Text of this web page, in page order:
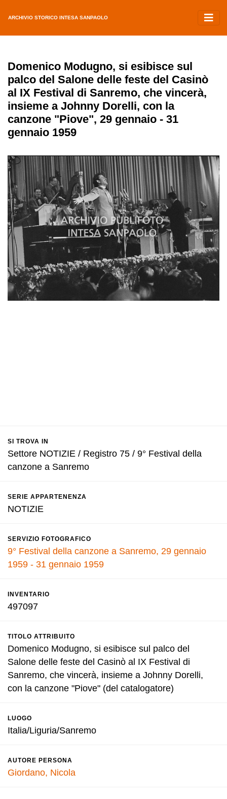
ARCHIVIO STORICO INTESA SANPAOLO
Domenico Modugno, si esibisce sul
palco del Salone delle feste del Casinò
al IX Festival di Sanremo, che vincerà,
insieme a Johnny Dorelli, con la
canzone "Piove", 29 gennaio - 31
gennaio 1959
SI TROVA IN
Settore NOTIZIE / Registro 75 / 9° Festival della
canzone a Sanremo
SERIE APPARTENENZA
NOTIZIE
SERVIZIO FOTOGRAFICO
9° Festival della canzone a Sanremo, 29 gennaio
1959 - 31 gennaio 1959
INVENTARIO
497097
TITOLO ATTRIBUITO
Domenico Modugno, si esibisce sul palco del
Salone delle feste del Casinò al IX Festival di
Sanremo, che vincerà, insieme a Johnny Dorelli,
con la canzone "Piove" (del catalogatore)
LUOGO
Italia/Liguria/Sanremo
AUTORE PERSONA
Giordano, Nicola